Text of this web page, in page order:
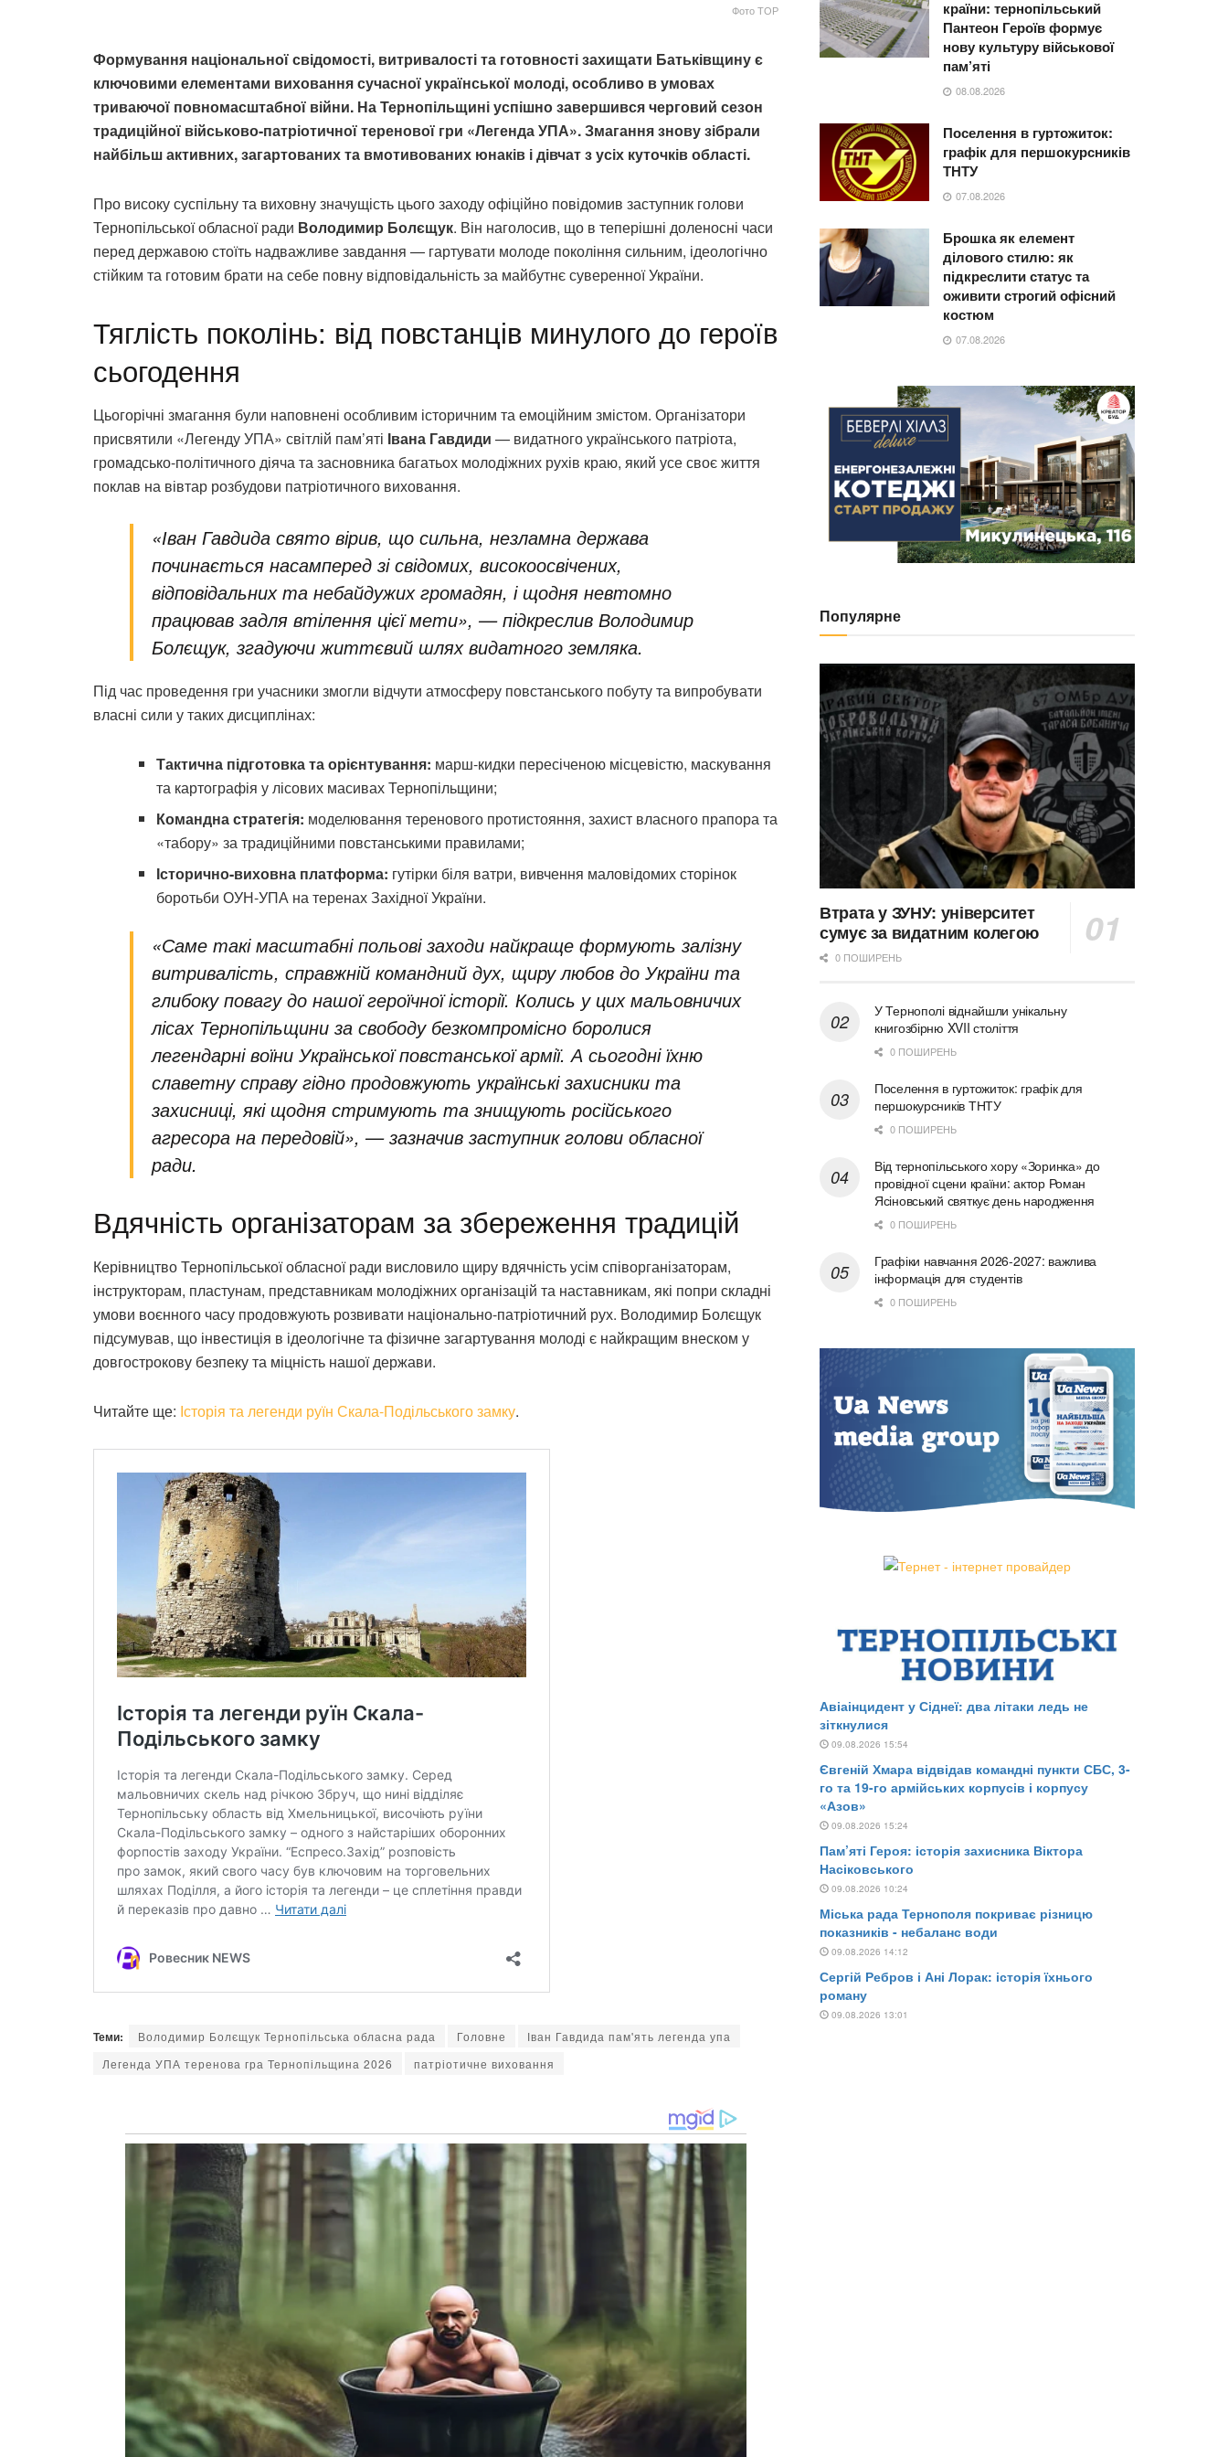
Фото ТОР
Формування національної свідомості, витривалості та готовності захищати Батьківщину є
ключовими елементами виховання сучасної української молоді, особливо в умовах
триваючої повномасштабної війни. На Тернопільщині успішно завершився черговий сезон
традиційної військово-патріотичної теренової гри «Легенда УПА». Змагання знову зібрали
найбільш активних, загартованих та вмотивованих юнаків і дівчат з усіх куточків області.
Про високу суспільну та виховну значущість цього заходу офіційно повідомив заступник голови
Тернопільської обласної ради Володимир Болєщук. Він наголосив, що в теперішні доленосні часи
перед державою стоїть надважливе завдання — гартувати молоде покоління сильним, ідеологічно
стійким та готовим брати на себе повну відповідальність за майбутнє суверенної України.
Тяглість поколінь: від повстанців минулого до героїв
сьогодення
Цьогорічні змагання були наповнені особливим історичним та емоційним змістом. Організатори
присвятили «Легенду УПА» світлій пам’яті Івана Гавдиди — видатного українського патріота,
громадсько-політичного діяча та засновника багатьох молодіжних рухів краю, який усе своє життя
поклав на вівтар розбудови патріотичного виховання.
«Іван Гавдида свято вірив, що сильна, незламна держава
починається насамперед зі свідомих, високоосвічених,
відповідальних та небайдужих громадян, і щодня невтомно
працював задля втілення цієї мети», — підкреслив Володимир
Болєщук, згадуючи життєвий шлях видатного земляка.
Під час проведення гри учасники змогли відчути атмосферу повстанського побуту та випробувати
власні сили у таких дисциплінах:
Тактична підготовка та орієнтування: марш-кидки пересіченою місцевістю, маскування
та картографія у лісових масивах Тернопільщини;
Командна стратегія: моделювання теренового протистояння, захист власного прапора та
«табору» за традиційними повстанськими правилами;
Історично-виховна платформа: гутірки біля ватри, вивчення маловідомих сторінок
боротьби ОУН-УПА на теренах Західної України.
«Саме такі масштабні польові заходи найкраще формують залізну
витривалість, справжній командний дух, щиру любов до України та
глибоку повагу до нашої героїчної історії. Колись у цих мальовничих
лісах Тернопільщини за свободу безкомпромісно боролися
легендарні воїни Української повстанської армії. А сьогодні їхню
славетну справу гідно продовжують українські захисники та
захисниці, які щодня стримують та знищують російського
агресора на передовій», — зазначив заступник голови обласної
ради.
Вдячність організаторам за збереження традицій
Керівництво Тернопільської обласної ради висловило щиру вдячність усім співорганізаторам,
інструкторам, пластунам, представникам молодіжних організацій та наставникам, які попри складні
умови воєнного часу продовжують розвивати національно-патріотичний рух. Володимир Болєщук
підсумував, що інвестиція в ідеологічне та фізичне загартування молоді є найкращим внеском у
довгострокову безпеку та міцність нашої держави.
Читайте ще: Історія та легенди руїн Скала-Подільського замку.
Теми: Володимир Болєщук Тернопільська обласна рада Головне
Іван Гавдида пам'ять легенда упа
Легенда УПА теренова гра Тернопільщина 2026
патріотичне виховання
країни: тернопільський
Пантеон Героїв формує
нову культуру військової
пам’яті
08.08.2026
Поселення в гуртожиток:
графік для першокурсників
ТНТУ
07.08.2026
Брошка як елемент
ділового стилю: як
підкреслити статус та
оживити строгий офісний
костюм
07.08.2026
Популярне
Втрата у ЗУНУ: університет
сумує за видатним колегою
0 ПОШИРЕНЬ
У Тернополі віднайшли унікальну
книгозбірню XVII століття
0 ПОШИРЕНЬ
Поселення в гуртожиток: графік для
першокурсників ТНТУ
0 ПОШИРЕНЬ
Від тернопільського хору «Зоринка» до
провідної сцени країни: актор Роман
Ясіновський святкує день народження
0 ПОШИРЕНЬ
Графіки навчання 2026-2027: важлива
інформація для студентів
0 ПОШИРЕНЬ